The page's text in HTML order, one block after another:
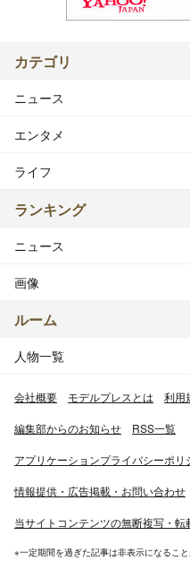
カテゴリ
ニュース
エンタメ
ライフ
ランキング
ニュース
画像
ルーム
人物一覧
会社概要 モデルプレスとは 利用
編集部からのお知らせ RSS一覧
アプリケーションプライバシーポリ
情報提供・広告掲載・お問い合わせ
当サイトコンテンツの無断複写・
※一定期間を過ぎた記事は非表示になるこ